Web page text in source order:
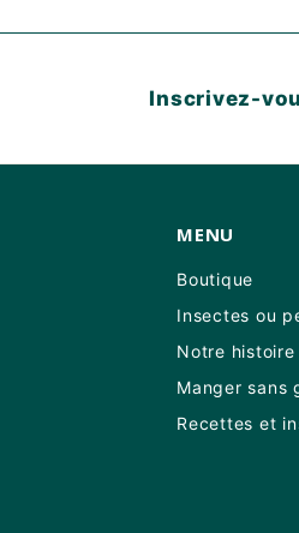
Inscrivez-
MENU
Boutique
Insectes ou
Notre histoire
Manger sans
Recettes et